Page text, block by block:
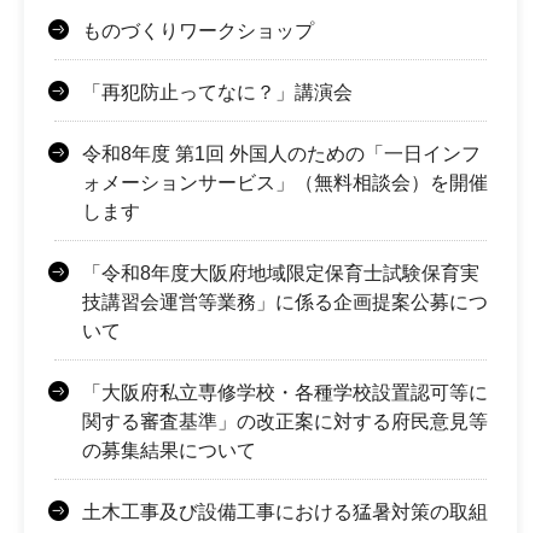
ものづくりワークショップ
「再犯防止ってなに？」講演会
令和8年度 第1回 外国人のための「一日インフ
ォメーションサービス」（無料相談会）を開催
します
「令和8年度大阪府地域限定保育士試験保育実
技講習会運営等業務」に係る企画提案公募につ
いて
「大阪府私立専修学校・各種学校設置認可等に
関する審査基準」の改正案に対する府民意見等
の募集結果について
土木工事及び設備工事における猛暑対策の取組